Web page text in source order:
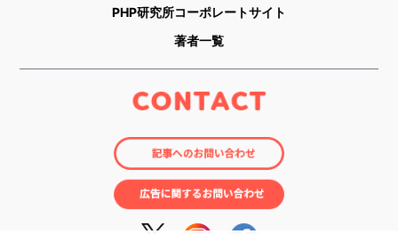
PHP研究所コーポレートサイト
著者一覧